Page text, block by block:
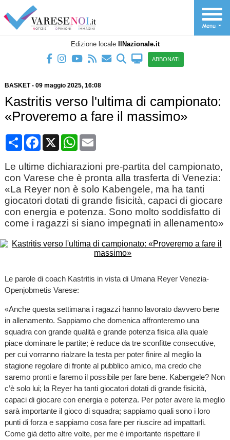
Edizione locale IlNazionale.it
ABBONATI
BASKET- 09 maggio 2025, 16:08
Kastritis verso l'ultima di campionato:
«Proveremo a fare il massimo»
CondividiFacebook
X WhatsApp
Email
Le ultime dichiarazioni pre-partita del campionato,
con Varese che è pronta alla trasferta di Venezia:
«La Reyer non è solo Kabengele, ma ha tanti
giocatori dotati di grande fisicità, capaci di giocare
con energia e potenza. Sono molto soddisfatto di
come i ragazzi si siano impegnati in allenamento»
Le parole di coach Kastritis in vista di Umana Reyer Venezia-
Openjobmetis Varese:
«Anche questa settimana i ragazzi hanno lavorato davvero bene
in allenamento. Sappiamo che domenica affronteremo una
squadra con grande qualità e grande potenza fisica alla quale
piace dominare le partite; è reduce da tre sconfitte consecutive,
per cui vorranno rialzare la testa per poter finire al meglio la
stagione regolare di fronte al pubblico amico, ma credo che
saremo pronti e faremo il possibile per fare bene. Kabengele? Non
c’è solo lui; la Reyer ha tanti giocatori dotati di grande fisicità,
capaci di giocare con energia e potenza. Per poter avere la meglio
sarà importante il gioco di squadra; sappiamo quali sono i loro
punti di forza e sappiamo cosa fare per riuscire ad impattarli.
Come già detto altre volte, per me è importante rispettare il